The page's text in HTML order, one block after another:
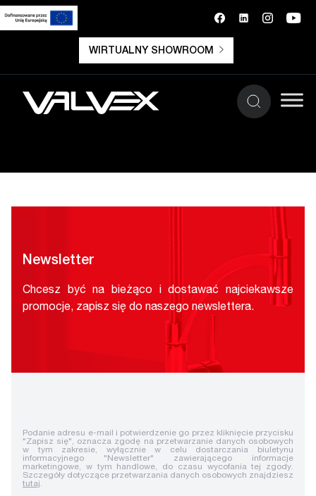
WIRTUALNY SHOWROOM
Newsletter
Chcesz być na bieżąco i dostawać najciekawsze
promocje, zapisz się do naszego newslettera.
Podanie adresu e-mail i potwierdzenie go przez kliknięcie przycisku
"Zapisz się", oznacza zgodę na przetwarzanie danych osobowych
w tym zakresie, wyłącznie w celu dostarczania biuletynu
informacyjnego "Newsletter" zawierającego informacje
marketingowe, w tym handlowe, do czasu wycofania tej zgody.
Szczegóły dotyczące przetwarzania danych osobowych znajdziesz
tutaj.